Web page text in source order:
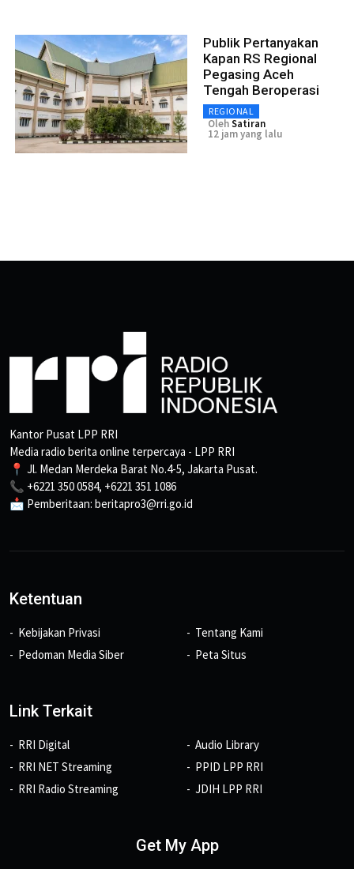
Publik Pertanyakan
Kapan RS Regional
Pegasing Aceh
Tengah Beroperasi
REGIONAL
OlehSatiran
12 jam yang lalu
Kantor Pusat LPP RRI
Media radio berita online terpercaya - LPP RRI
📍 Jl. Medan Merdeka Barat No.4-5, Jakarta Pusat.
📞 +6221 350 0584, +6221 351 1086
📩 Pemberitaan: beritapro3@rri.go.id
Ketentuan
Kebijakan Privasi
Pedoman Media Siber
Tentang Kami
Peta Situs
Link Terkait
RRI Digital
RRI NET Streaming
RRI Radio Streaming
Audio Library
PPID LPP RRI
JDIH LPP RRI
Get My App